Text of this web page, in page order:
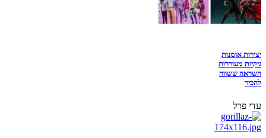
יצירות אומנות
גיקיות מעוררות
השראה ששווה
להכיר
עדי פרל